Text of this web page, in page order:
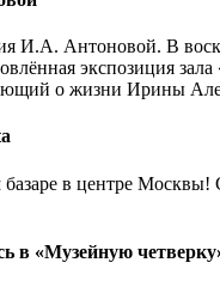
Антоновой. В
экспозиция
о жизни Ирины
в центре
в «Музейную